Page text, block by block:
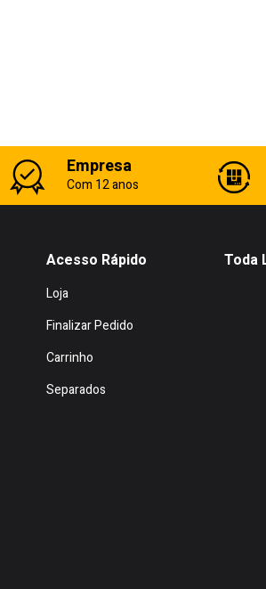
Empresa
Com 12 anos
Acesso Rápido
Loja
Finalizar Pedido
Carrinho
Separados
Toda